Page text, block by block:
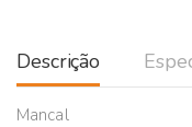
Descrição
Mancal